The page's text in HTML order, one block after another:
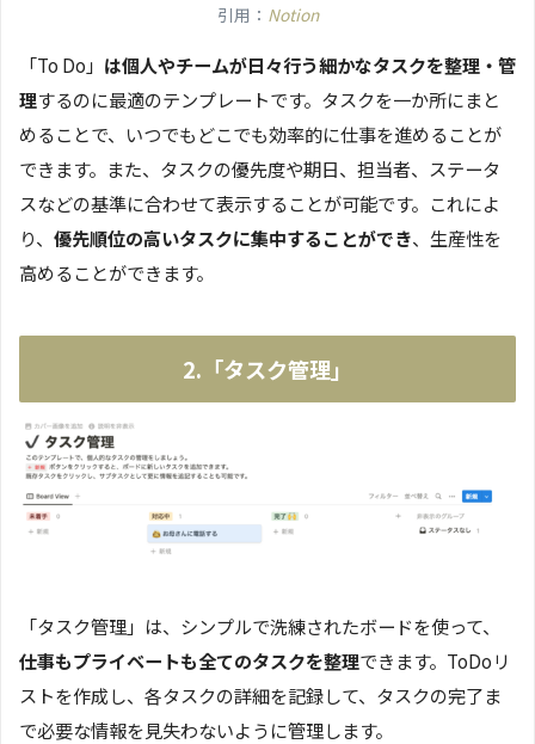
引用： Notion
「To Do」 は個人やチームが日々行う細かなタスクを整理・管
理するのに最適のテンプレートです。タスクを一か所にまと
めることで、いつでもどこでも効率的に仕事を進めることが
できます。また、タスクの優先度や期日、担当者、ステータ
スなどの基準に合わせて表示することが可能です。これによ
り、 優先順位の高いタスクに集中することができ、生産性を
高めることができます。
2.「タスク管理」
「タスク管理」は、シンプルで洗練されたボードを使って、
仕事もプライベートも全てのタスクを整理できます。ToDoリ
ストを作成し、各タスクの詳細を記録して、タスクの完了ま
で必要な情報を見失わないように管理します。